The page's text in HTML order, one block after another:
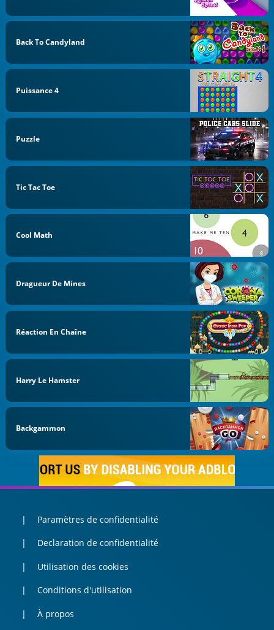
Back To Candyland
Puissance 4
Puzzle
Tic Tac Toe
Cool Math
Dragueur De Mines
Réaction En Chaîne
Harry Le Hamster
Backgammon
Paramètres de confidentialité
Declaration de confidentialité
Utilisation des cookies
Conditions d'utilisation
À propos